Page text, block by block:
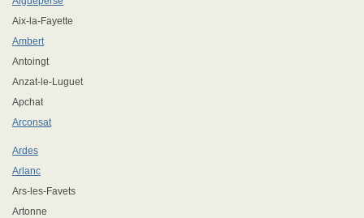
Aix-la-Fayette
Ambert
Antoingt
Anzat-le-Luguet
Apchat
Arconsat
Ardes
Arlanc
Ars-les-Favets
Artonne